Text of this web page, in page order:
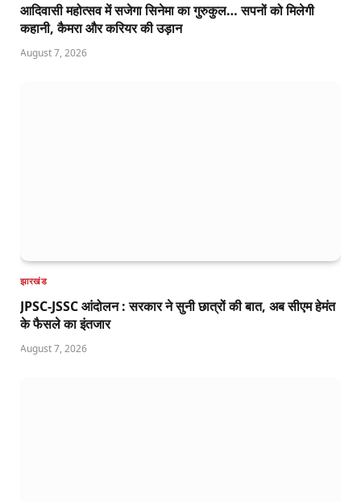
आदिवासी महोत्सव में सजेगा सिनेमा का गुरुकुल… सपनों को मिलेगी
कहानी, कैमरा और करियर की उड़ान
August 7, 2026
झारखंड
JPSC-JSSC आंदोलन : सरकार ने सुनी छात्रों की बात, अब सीएम हेमंत
के फैसले का इंतजार
August 7, 2026